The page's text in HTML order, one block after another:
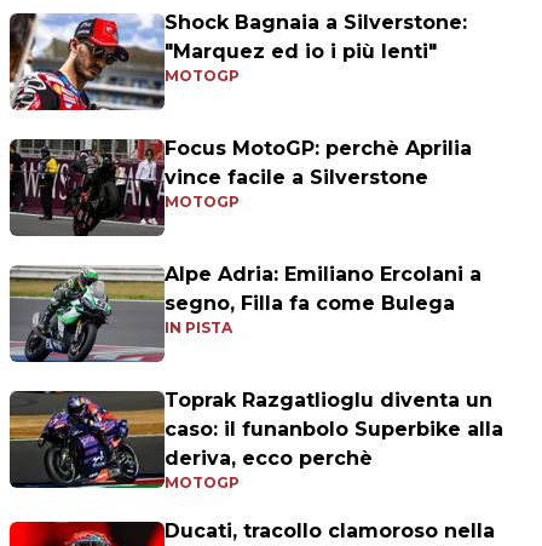
Shock Bagnaia a Silverstone:
"Marquez ed io i più lenti"
MOTOGP
Focus MotoGP: perchè Aprilia
vince facile a Silverstone
MOTOGP
Alpe Adria: Emiliano Ercolani a
segno, Filla fa come Bulega
IN PISTA
Toprak Razgatlioglu diventa un
caso: il funanbolo Superbike alla
deriva, ecco perchè
MOTOGP
Ducati, tracollo clamoroso nella